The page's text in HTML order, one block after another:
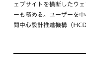
ェブサイトを横断したウ
ーも務める。ユーザーを
間中心設計推進機構（